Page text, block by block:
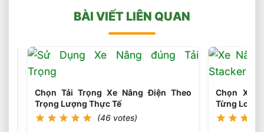
BÀI VIẾT LIÊN QUAN
Chọn Tải Trọng Xe Nâng Điện Theo
Trọng Lượng Thực Tế
(46 votes)
Chọn Xe
Từng Loại